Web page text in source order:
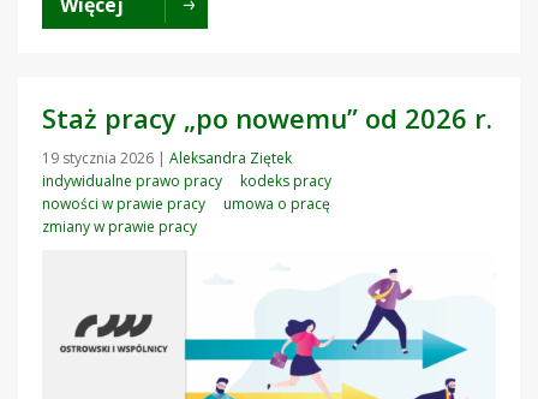
Staż pracy „po nowemu” od 2026 r.
19 stycznia 2026 | Aleksandra Ziętek
indywidualne prawo pracy
kodeks pracy
nowości w prawie pracy
umowa o pracę
zmiany w prawie pracy